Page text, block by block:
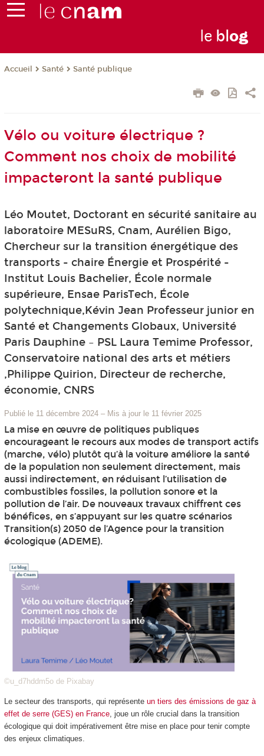
le blog
Accueil Santé Santé publique
Vélo ou voiture électrique ?
Comment nos choix de mobilité
impacteront la santé publique
Léo Moutet, Doctorant en sécurité sanitaire au
laboratoire MESuRS, Cnam, Aurélien Bigo,
Chercheur sur la transition énergétique des
transports - chaire Énergie et Prospérité -
Institut Louis Bachelier, École normale
supérieure, Ensae ParisTech, École
polytechnique,Kévin Jean Professeur junior en
Santé et Changements Globaux, Université
Paris Dauphine – PSL Laura Temime Professor,
Conservatoire national des arts et métiers
,Philippe Quirion, Directeur de recherche,
économie, CNRS
Publié le 11 décembre 2024 – Mis à jour le 11 février 2025
La mise en œuvre de politiques publiques
encourageant le recours aux modes de transport actifs
(marche, vélo) plutôt qu’à la voiture améliore la santé
de la population non seulement directement, mais
aussi indirectement, en réduisant l’utilisation de
combustibles fossiles, la pollution sonore et la
pollution de l’air. De nouveaux travaux chiffrent ces
bénéfices, en s’appuyant sur les quatre scénarios
Transition(s) 2050 de l’Agence pour la transition
écologique (ADEME).
©u_d7hddm5o de Pixabay
Le secteur des transports, qui représente un tiers des émissions de gaz à
effet de serre (GES) en France, joue un rôle crucial dans la transition
écologique qui doit impérativement être mise en place pour tenir compte
des enjeux climatiques.